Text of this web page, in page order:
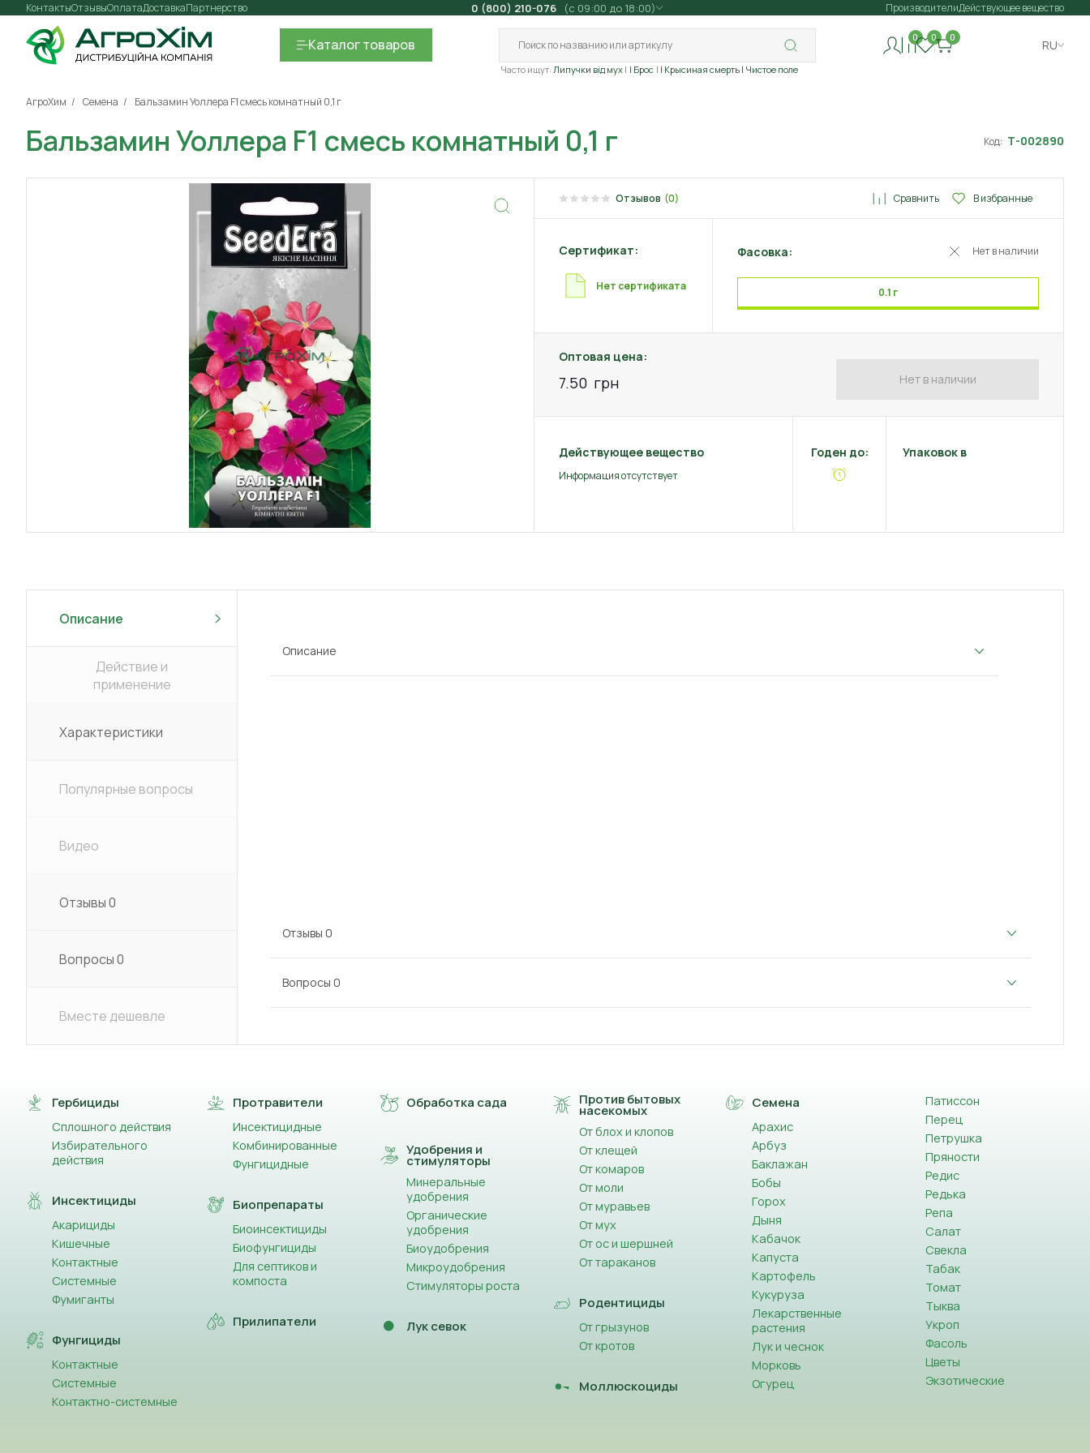
Контакты Оплата
Отзывы ДоставкаПартнерство 0 (800) 210-076 (с 09:00 до 18:00) ПроизводителиДействующее вещество
Каталогтоваров
Часто ищут: Липучки від мух | Брос | Крысиная смерть | Чистое поле
0 0 0
RU
АгроХим Семена Бальзамин Уоллера F1 смесь комнатный 0,1 г
Бальзамин Уоллера F1 смесь комнатный 0,1 г Код: Т-002890
Отзывов (0) Сравнить В избранные
Сертификат:
Нет сертификата
Фасовка: Нет в наличии
0.1 г
Оптовая цена:
7.50 грн Нет в наличии
Действующее вещество
Информация отсутствует
Годен до: Упаковок в
Описание
Действие и
применение
Характеристики
Популярные вопросы
Видео
Отзывы0
Вопросы0
Вместе дешевле
Описание
Отзывы 0
Вопросы 0
Гербициды
Сплошного действия
Избирательного
действия
Инсектициды
Акарициды
Кишечные
Контактные
Системные
Фумиганты
Фунгициды
Контактные
Системные
Контактно-системные
Протравители
Инсектицидные
Комбинированные
Фунгицидные
Биопрепараты
Биоинсектициды
Биофунгициды
Для септиков и
компоста
Прилипатели
Обработка сада
Удобрения и
стимуляторы
Минеральные
удобрения
Органические
удобрения
Биоудобрения
Микроудобрения
Стимуляторы роста
Лук севок
Против бытовых
насекомых
От блох и клопов
От клещей
От комаров
От моли
От муравьев
От мух
От ос и шершней
От тараканов
Родентициды
От грызунов
От кротов
Моллюскоциды
Семена
Арахис
Арбуз
Баклажан
Бобы
Горох
Дыня
Кабачок
Капуста
Картофель
Кукуруза
Лекарственные
растения
Лук и чеснок
Морковь
Огурец
Патиссон
Перец
Петрушка
Пряности
Редис
Редька
Репа
Салат
Свекла
Табак
Томат
Тыква
Укроп
Фасоль
Цветы
Экзотические